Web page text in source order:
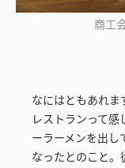
商工
なにはともあれ
レストランって
ーラーメンを出し
なったとのこと。